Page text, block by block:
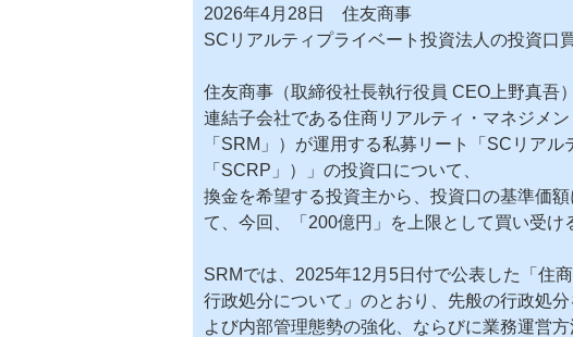
2026年4月28日 住友商事
SCリアルティプライベート投資法人の投資口
住友商事（取締役社長執行役員 CEO上野真吾）
連結子会社である住商リアルティ・マネジメ
「SRM」）が運用する私募リート「SCリア
「SCRP」）」の投資口について、
換金を希望する投資主から、投資口の基準価
て、今回、「200億円」を上限として買い受け
SRMでは、2025年12月5日付で公表した「住
行政処分について」のとおり、先般の行政処
よび内部管理態勢の強化、ならびに業務運営